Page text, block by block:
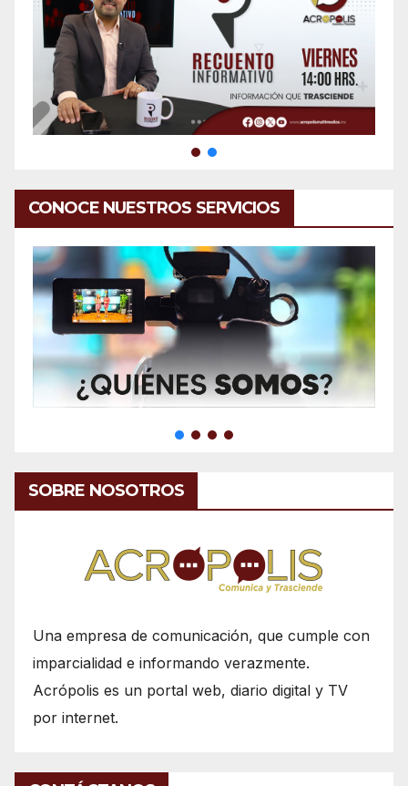
CONOCE NUESTROS SERVICIOS
SOBRE NOSOTROS
Una empresa de comunicación, que cumple con
imparcialidad e informando verazmente.
Acrópolis es un portal web, diario digital y TV
por internet.